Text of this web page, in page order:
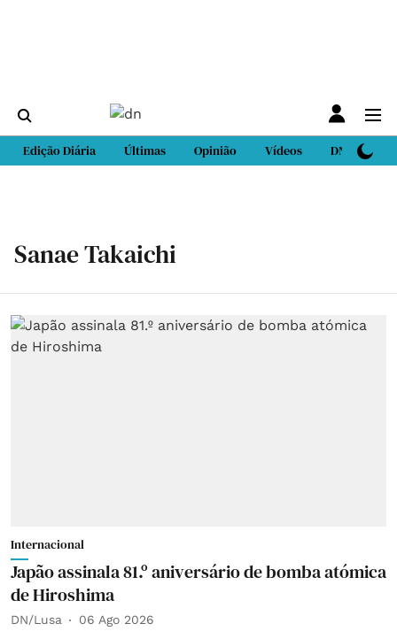
Edição Diária Últimas Opinião Vídeos DN Sport
Sanae Takaichi
Internacional
Japão assinala 81.º aniversário de bomba atómica
de Hiroshima
DN/Lusa 06 Ago 2026